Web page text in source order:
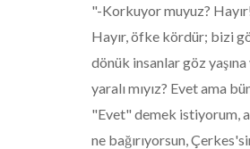
"-Korkuyor muyuz?
Hayır, öfke kördür; bizi
dönük insanlar göz
yaralı mıyız? Evet ama
"Evet" demek istiyorum,
ne bağırıyorsun,